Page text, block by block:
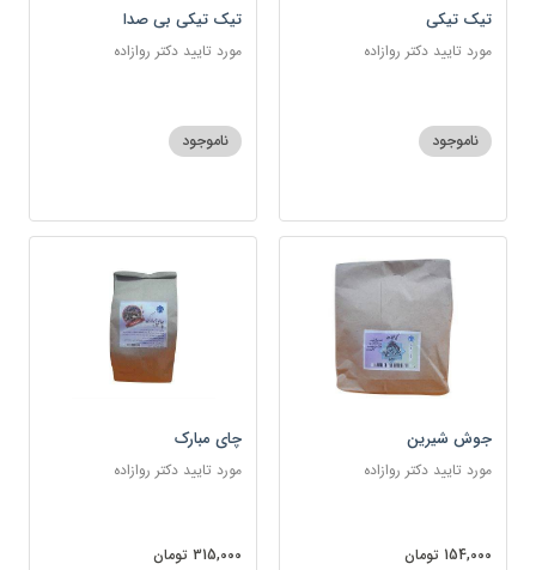
تیک تیکی
مورد تایید دکتر روازاده
ناموجود
تیک تیکی بی صدا
مورد تایید دکتر روازاده
ناموجود
جوش شیرین
مورد تایید دکتر روازاده
154,000 تومان
چای مبارک
مورد تایید دکتر روازاده
315,000 تومان